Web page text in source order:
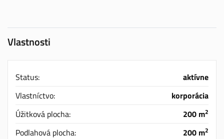
Vlastnosti
Status:
aktívne
Vlastníctvo:
korporácia
Úžitková plocha:
200 m2
Podlahová plocha: 200 m2